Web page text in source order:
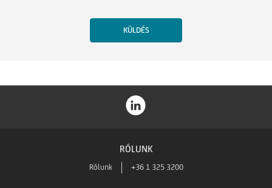
RÓLUNK
Rólunk +36 1 325 3200